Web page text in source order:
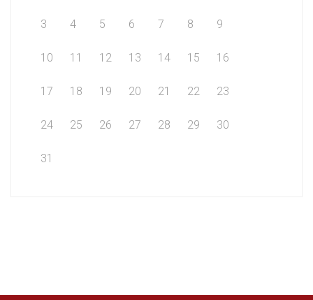
3 4 5 6 7 8 9
10 11 12 13 14 15 16
17 18 19 20 21 22 23
24 25 26 27 28 29 30
31